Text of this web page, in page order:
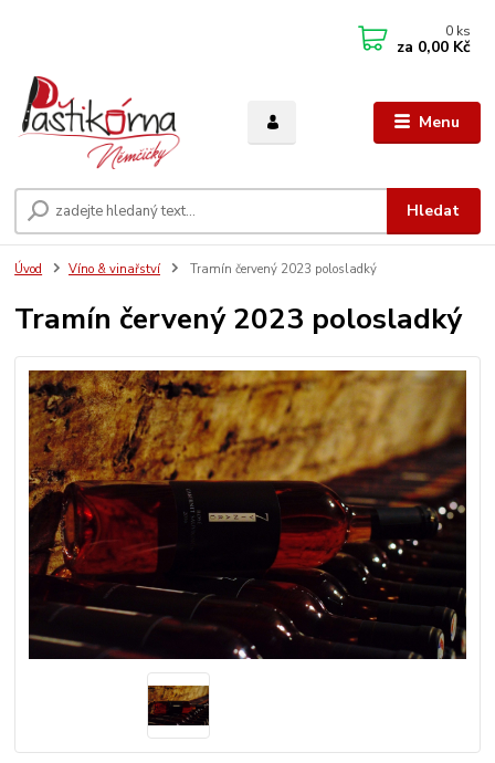
Menu
Hledat
0 ks
za 0,00 Kč
Úvod Víno & vinařství Tramín červený 2023 polosladký
Tramín červený 2023 polosladký